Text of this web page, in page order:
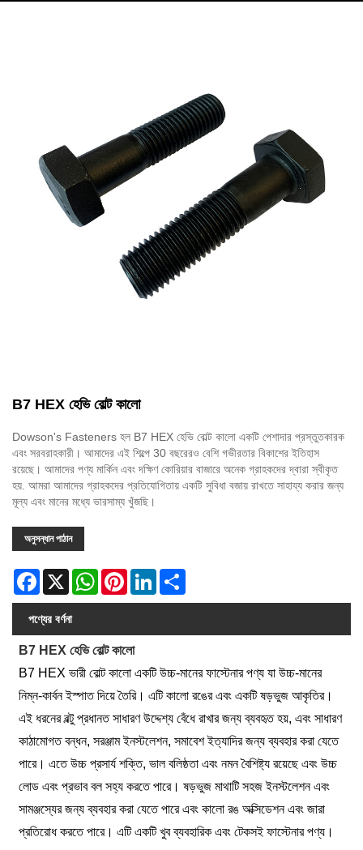
B7 HEX হেভি বোল্ট কালো
Dowson's Fasteners হল B7 HEX হেভি বোল্ট কালো একটি পেশাদার প্রস্তুতকারক
এবং সরবরাহকারী। আমাদের এই শিল্পে 30 বছরেরও বেশি গভীরতার বিকাশের ইতিহাস
রয়েছে। আমাদের পণ্য মার্কিন এবং দক্ষিণ কোরিয়ার বাজারে অনেক গ্রাহকদের দ্বারা স্বীকৃত
হয়. আমরা আমাদের গ্রাহকদের প্রতিযোগিতায় একটি সুবিধা বজায় রাখতে সাহায্য করার জন্য
মূল্য এবং মানের মধ্যে ভারসাম্য খুঁজছি।
অনুসন্ধান পাঠান
Facebook
X WhatsAppPinterestLinkedIn
পণ্যের বর্ণনা
B7 HEX হেভি বোল্ট কালো
B7 HEX ভারী বোল্ট কালো একটি উচ্চ-মানের ফাস্টেনার পণ্য যা উচ্চ-মানের
নিম্ন-কার্বন ইস্পাত দিয়ে তৈরি। এটি কালো রঙের এবং একটি ষড়ভুজ আকৃতির।
এই ধরনের বল্টু প্রধানত সাধারণ উদ্দেশ্য বেঁধে রাখার জন্য ব্যবহৃত হয়, এবং সাধারণ
কাঠামোগত বন্ধন, সরঞ্জাম ইনস্টলেশন, সমাবেশ ইত্যাদির জন্য ব্যবহার করা যেতে
পারে। এতে উচ্চ প্রসার্য শক্তি, ভাল বলিষ্ঠতা এবং নমন বৈশিষ্ট্য রয়েছে এবং উচ্চ
লোড এবং প্রভাব বল সহ্য করতে পারে। ষড়ভুজ মাথাটি সহজ ইনস্টলেশন এবং
সামঞ্জস্যের জন্য ব্যবহার করা যেতে পারে এবং কালো রঙ অক্সিডেশন এবং জারা
প্রতিরোধ করতে পারে। এটি একটি খুব ব্যবহারিক এবং টেকসই ফাস্টেনার পণ্য।